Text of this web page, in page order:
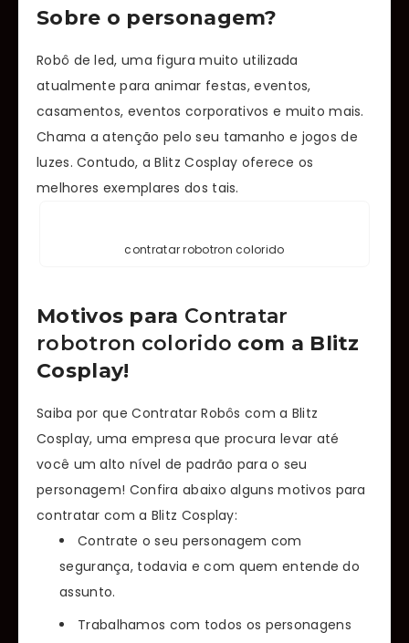
Sobre o personagem?
Robô de led, uma figura muito utilizada
atualmente para animar festas, eventos,
casamentos, eventos corporativos e muito mais.
Chama a atenção pelo seu tamanho e jogos de
luzes. Contudo, a Blitz Cosplay oferece os
melhores exemplares dos tais.
contratar robotron colorido
Motivos para Contratar
robotron colorido com a Blitz
Cosplay!
Saiba por que Contratar Robôs com a Blitz
Cosplay, uma empresa que procura levar até
você um alto nível de padrão para o seu
personagem! Confira abaixo alguns motivos para
contratar com a Blitz Cosplay:
Contrate o seu personagem com
segurança, todavia e com quem entende do
assunto.
Trabalhamos com todos os personagens